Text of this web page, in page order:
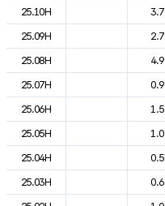
25.10H
3.7
25.09H
2.7
25.08H
4.9
25.07H
0.9
25.06H
1.5
25.05H
1.0
25.04H
0.5
25.03H
0.6